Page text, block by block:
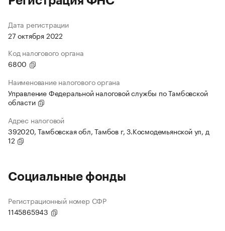
Дата регистрации
27 октября 2022
Код налогового органа
6800
Наименование налогового органа
Управление Федеральной налоговой службы по Тамбовской
области
Адрес налоговой
392020, Тамбовская обл, Тамбов г, З.Космодемьянской ул, д
12
Социальные фонды
Регистрационный номер СФР
1145865943